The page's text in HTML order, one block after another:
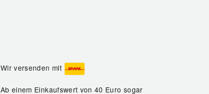
Wir versenden mit
Ab einem Einkaufswert von 40 Euro sogar